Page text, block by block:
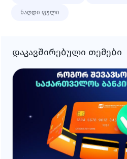
ნაღდი ფული
დაკავშირებული თემები